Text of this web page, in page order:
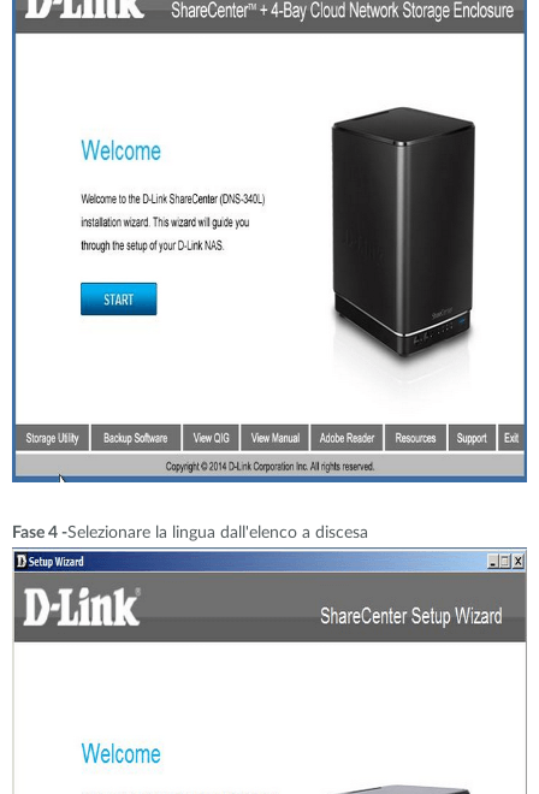
Fase 4 -Selezionare la lingua dall'elenco a discesa